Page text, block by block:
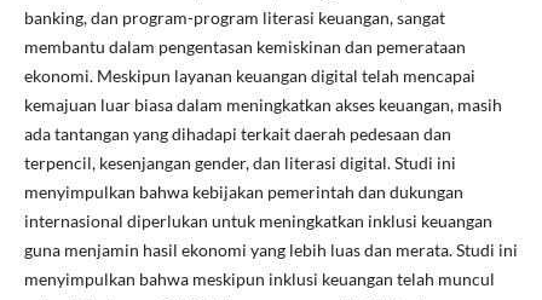
banking, dan program-program literasi keuangan, sangat
membantu dalam pengentasan kemiskinan dan pemerataan
ekonomi. Meskipun layanan keuangan digital telah mencapai
kemajuan luar biasa dalam meningkatkan akses keuangan, masih
ada tantangan yang dihadapi terkait daerah pedesaan dan
terpencil, kesenjangan gender, dan literasi digital. Studi ini
menyimpulkan bahwa kebijakan pemerintah dan dukungan
internasional diperlukan untuk meningkatkan inklusi keuangan
guna menjamin hasil ekonomi yang lebih luas dan merata. Studi ini
menyimpulkan bahwa meskipun inklusi keuangan telah muncul